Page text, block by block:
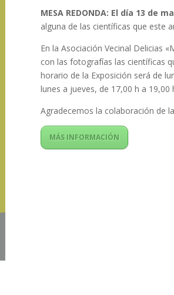
MESA REDONDA: El día 13 de
alguna de las científicas que este
En la Asociación Vecinal Delicias
con las fotografías las científicas
horario de la Exposición será de
lunes a jueves, de 17,00 h a
Agradecemos la colaboración de
MÁS INFORMACIÓN